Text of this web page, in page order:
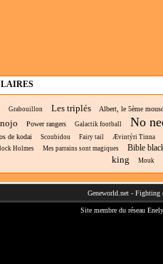
Grabouillon Les triplés Albert, le 5ème
Power rangers Galactik football No
de kodai Scoubidou Fairy tail
Ævintýri Tinna
Holmes Mes parrains sont magiques Bible
king Mouk
Geneworld.net - Fighting
Site membre du réseau